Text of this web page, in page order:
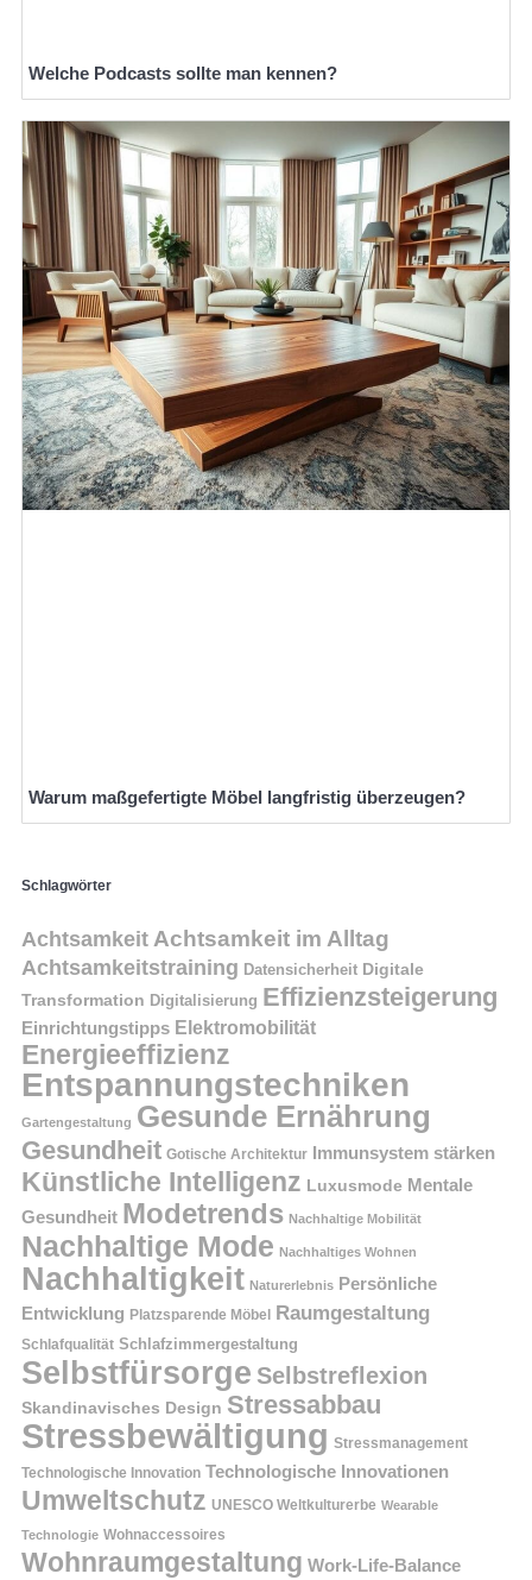
Welche Podcasts sollte man kennen?
Warum maßgefertigte Möbel langfristig überzeugen?
Schlagwörter
Achtsamkeit Achtsamkeit im Alltag
Achtsamkeitstraining Datensicherheit Digitale
Transformation Digitalisierung Effizienzsteigerung
Einrichtungstipps Elektromobilität
Energieeffizienz
Entspannungstechniken
Gartengestaltung Gesunde Ernährung
Gesundheit Gotische Architektur Immunsystem stärken
Künstliche Intelligenz Luxusmode Mentale
Gesundheit Modetrends Nachhaltige Mobilität
Nachhaltige Mode Nachhaltiges Wohnen
Nachhaltigkeit Naturerlebnis Persönliche
Entwicklung Platzsparende Möbel Raumgestaltung
Schlafqualität Schlafzimmergestaltung
Selbstfürsorge Selbstreflexion
Skandinavisches Design Stressabbau
Stressbewältigung Stressmanagement
Technologische Innovation Technologische Innovationen
Umweltschutz UNESCO Weltkulturerbe Wearable
Technologie Wohnaccessoires
Wohnraumgestaltung Work-Life-Balance